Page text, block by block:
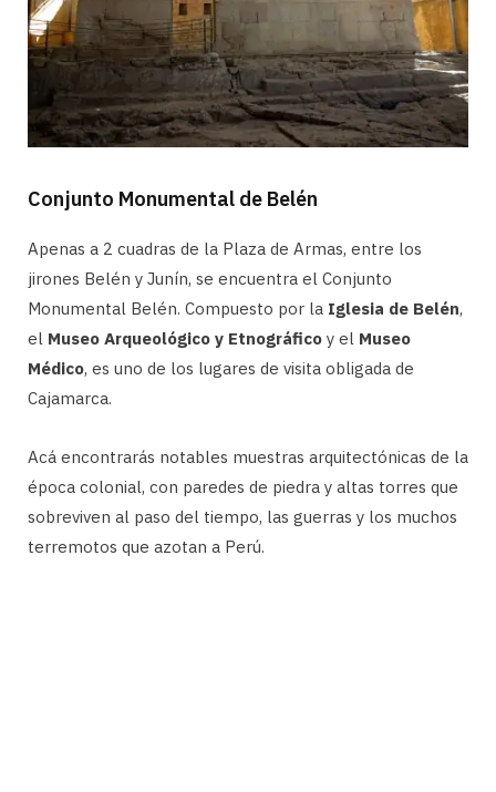
Conjunto Monumental de Belén
Apenas a 2 cuadras de la Plaza de Armas, entre los
jirones Belén y Junín, se encuentra el Conjunto
Monumental Belén. Compuesto por la Iglesia de Belén,
el Museo Arqueológico y Etnográfico y el Museo
Médico, es uno de los lugares de visita obligada de
Cajamarca.
Acá encontrarás notables muestras arquitectónicas de la
época colonial, con paredes de piedra y altas torres que
sobreviven al paso del tiempo, las guerras y los muchos
terremotos que azotan a Perú.